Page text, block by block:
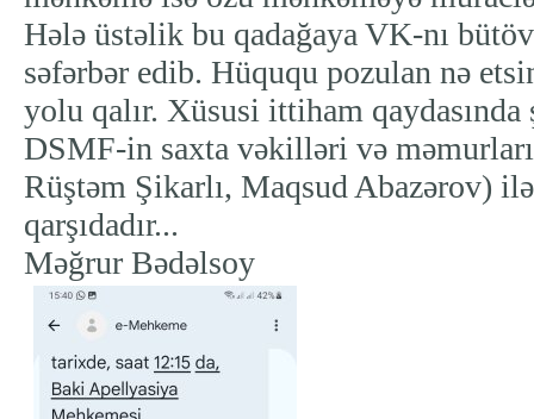
Hələ üstəlik bu qadağaya VK-nı
səfərbər edib. Hüququ pozulan nə
yolu qalır. Xüsusi ittiham qaydasında
DSMF-in saxta vəkilləri və
Rüştəm Şikarlı, Maqsud Abazərov)
qarşıdadır...
Məğrur Bədəlsoy